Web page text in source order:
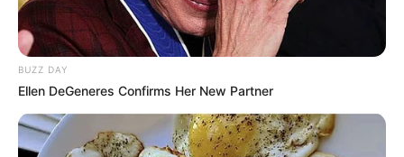
BUZZ DAY
Ellen DeGeneres Confirms Her New Partner